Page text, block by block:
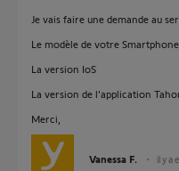
Je vais faire une demande au
Le modèle de votre Smartphone
La version IoS
La version de l'application
Merci,
Vanessa F. il y a